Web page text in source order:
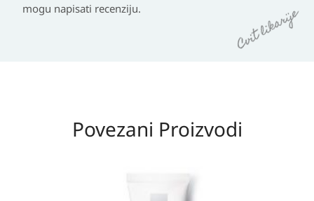
mogu napisati recenziju.
Povezani Proizvodi